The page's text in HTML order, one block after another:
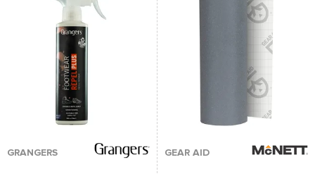
*Se villkorhär
GRANGERS GEAR AID